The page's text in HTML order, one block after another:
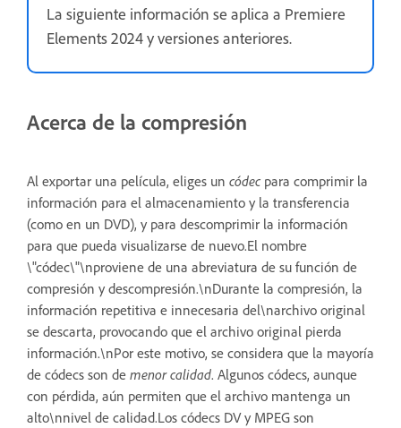
La siguiente información se aplica a Premiere
Elements 2024 y versiones anteriores.
Acerca de la compresión
Al exportar una película, eliges un códec para comprimir la
información para el almacenamiento y la transferencia
(como en un DVD), y para descomprimir la información
para que pueda visualizarse de nuevo.El nombre
\"códec\"\nproviene de una abreviatura de su función de
compresión y descompresión.\nDurante la compresión, la
información repetitiva e innecesaria del\narchivo original
se descarta, provocando que el archivo original pierda
información.\nPor este motivo, se considera que la mayoría
de códecs son de menor calidad. Algunos códecs, aunque
con pérdida, aún permiten que el archivo mantenga un
alto\nnivel de calidad.Los códecs DV y MPEG son